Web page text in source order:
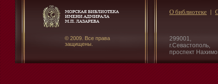
© 2009. Все права
защищены.
299001,
г.Севастополь,
проспект
О библиотеке